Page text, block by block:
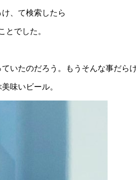
、て検索したら
とでした。
いたのだろう。もうそんな事だら
味いビール。